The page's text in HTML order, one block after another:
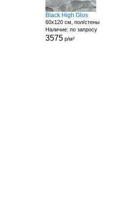
Black High Glos
60x120 см, пол/стены
Наличие: по запросу
3575р/м²